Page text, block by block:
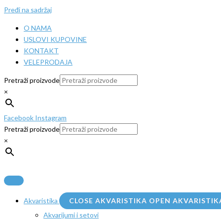
Pređi na sadržaj
O NAMA
USLOVI KUPOVINE
KONTAKT
VELEPRODAJA
Pretraži proizvode
×
Facebook Instagram
Pretraži proizvode
×
Akvaristika CLOSE AKVARISTIKA OPEN
Akvarijumi i setovi